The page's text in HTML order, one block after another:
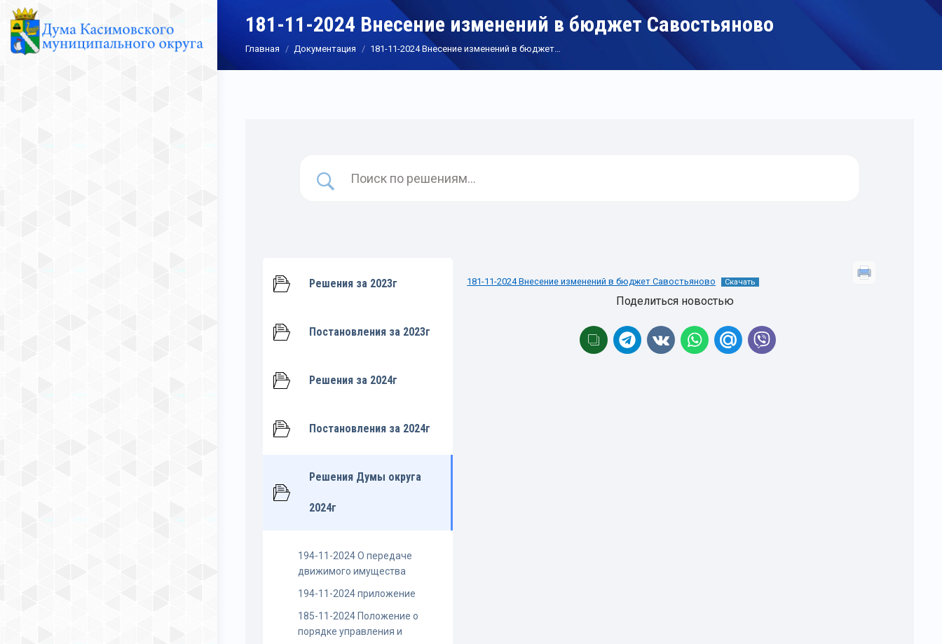
181-11-2024 Внесение изменений в бюджет Савостьяново
Вы здесь:
Главная Документация 181-11-2024 Внесение изменений в бюджет…
Решения за 2023г
Постановления за 2023г
Решения за 2024г
Постановления за 2024г
Решения Думы округа
2024г
194-11-2024 О передаче
движимого имущества
194-11-2024 приложение
185-11-2024 Положение о
порядке управления и
181-11-2024 Внесение изменений в бюджет Савостьяново Скачать
Поделиться новостью